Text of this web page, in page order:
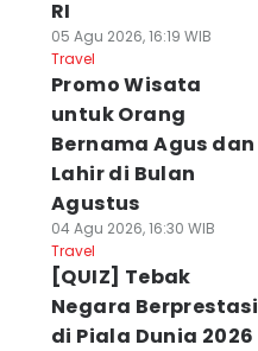
RI
05 Agu 2026, 16:19 WIB
Travel
Promo Wisata
untuk Orang
Bernama Agus dan
Lahir di Bulan
Agustus
04 Agu 2026, 16:30 WIB
Travel
[QUIZ] Tebak
Negara Berprestasi
di Piala Dunia 2026